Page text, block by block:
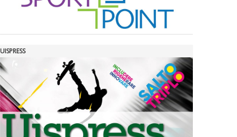
La formazione Uisp rallenta ma
prosegue anche in estate
Fondazione Terzjus: prima riunione
a Roma
UISPRESS